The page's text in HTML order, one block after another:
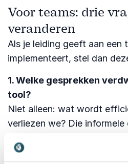
Voor teams: drie
veranderen
Als je leiding geeft aan een
implementeert, stel dan
1. Welke gesprekken
tool?
Niet alleen: wat wordt
verliezen we? Die
een probleem buigt. Die